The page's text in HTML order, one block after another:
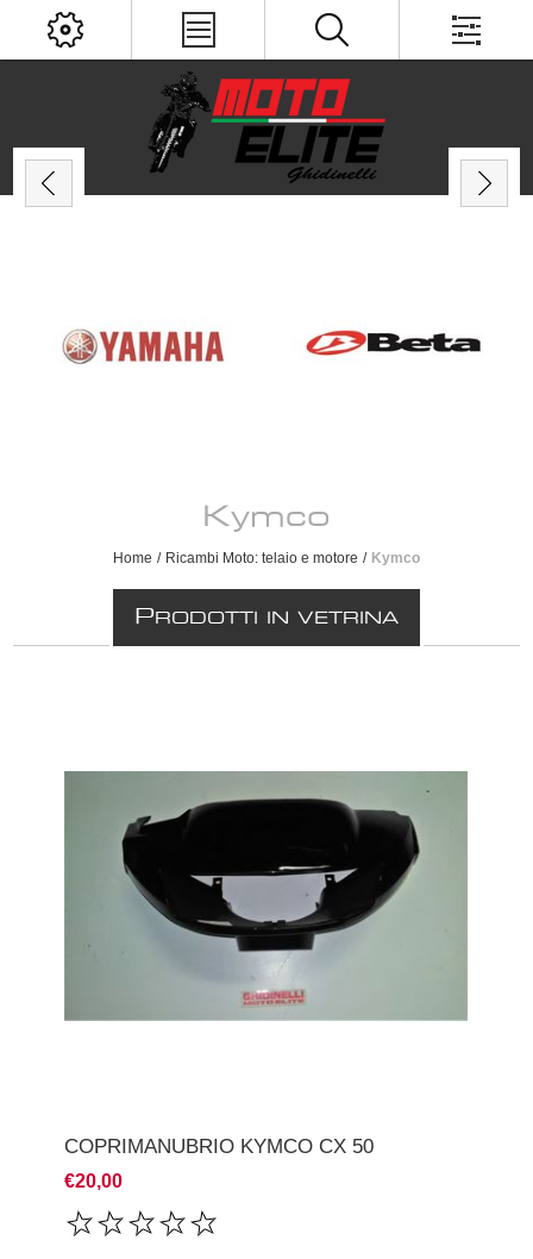
Kymco
Home / Ricambi Moto: telaio e motore / Kymco
PRODOTTI IN VETRINA
COPRIMANUBRIO KYMCO CX 50
€20,00